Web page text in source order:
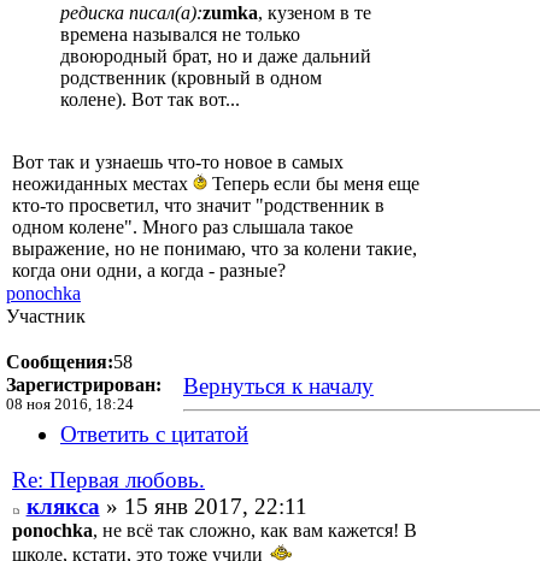
редиска писал(а):zumka, кузеном в те
времена назывался не только
двоюродный брат, но и даже дальний
родственник (кровный в одном
колене). Вот так вот...
Вот так и узнаешь что-то новое в самых
неожиданных местах
Теперь если бы меня еще
кто-то просветил, что значит "родственник в
одном колене". Много раз слышала такое
выражение, но не понимаю, что за колени такие,
когда они одни, а когда - разные?
ponochka
Участник
Сообщения:58
Зарегистрирован:
08 ноя 2016, 18:24
Вернуться к началу
Ответить с цитатой
Re: Первая любовь.
клякса» 15 янв 2017, 22:11
ponochka, не всё так сложно, как вам кажется! В
школе, кстати, это тоже учили